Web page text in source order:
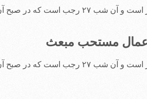
امام جواد(ع) فرمود: همانا در رجب شبى است
امام جواد(ع) فرمود: همانا در رجب شبى است